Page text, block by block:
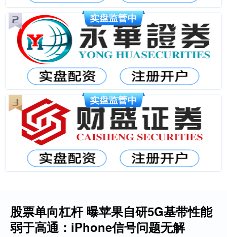
股票单向杠杆 曝苹果自研5G基带性能
弱于高通：iPhone信号问题无解